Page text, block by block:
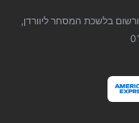
אתר זה הוא בבעלות ומופעל על ידי EasyTerra BV ורשום בלשכת המסחר ליוורדן,